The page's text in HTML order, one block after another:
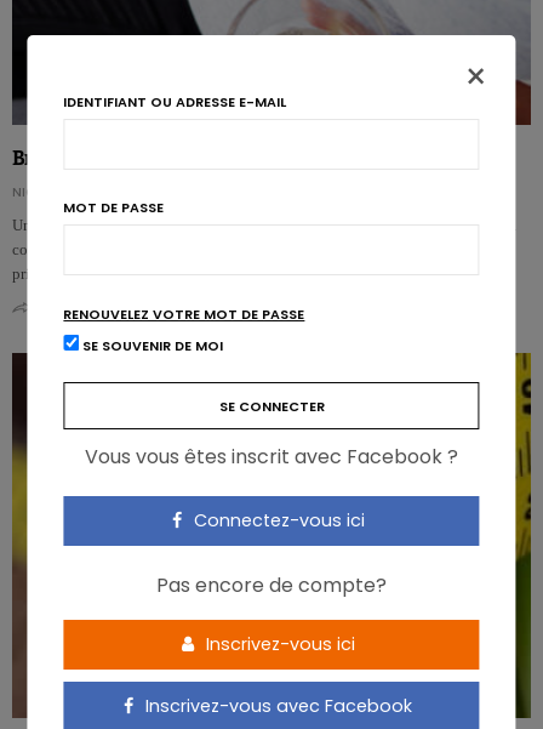
Brûleurs de graisse: souvent inefficaces, parfois dangereux
NICOLAS GUGGENBÜHL
Une action d’ampleur menée par Interpol et Europol dans 10 États membres a
conduit à une saisie record de 2,4-Dinitrophénol, un toxique vendu
principalement…
0
×
IDENTIFIANT OU ADRESSE E-MAIL
MOT DE PASSE
RENOUVELEZ VOTRE MOT DE PASSE
SE SOUVENIR DE MOI
Vous vous êtes inscrit avec Facebook ?
Connectez-vous ici
Pas encore de compte?
Inscrivez-vous ici
Inscrivez-vous avec Facebook